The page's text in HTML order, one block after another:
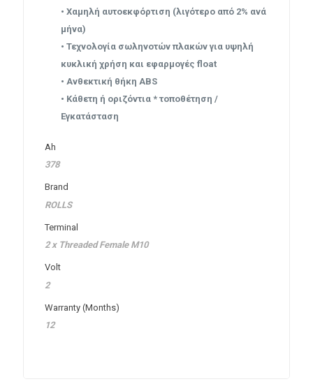
• Χαμηλή αυτοεκφόρτιση (λιγότερο από 2% ανά
μήνα)
• Τεχνολογία σωληνοτών πλακών για υψηλή
κυκλική χρήση και εφαρμογές float
• Ανθεκτική θήκη ABS
• Κάθετη ή οριζόντια * τοποθέτηση /
Εγκατάσταση
Ah
378
Brand
ROLLS
Terminal
2 x Threaded Female M10
Volt
2
Warranty (Months)
12